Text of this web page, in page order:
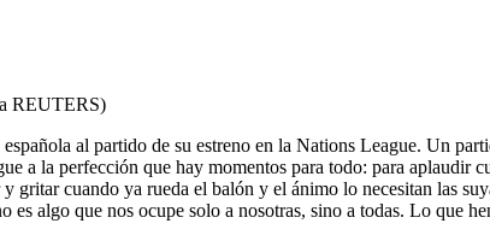
REUTERS)
al partido de su estreno en la Nations League. Un
a la perfección que hay momentos para todo: para aplaudir
gritar cuando ya rueda el balón y el ánimo lo necesitan las
algo que nos ocupe solo a nosotras, sino a todas. Lo que